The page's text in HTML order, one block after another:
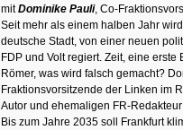
mitDominike Pauli, Co-
Seit mehr als einem halben Jahr
deutsche Stadt, von einer neuen
FDP und Volt regiert. Zeit, eine
Römer, was wird falsch gemacht?
Fraktionsvorsitzende der Linken im
Autor und ehemaligen FR-Redakteur
Bis zum Jahre 2035 soll Frankfurt